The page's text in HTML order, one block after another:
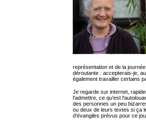
représentation et de la
déroutante : accepterais-je,
également travailler certains
Je regarde sur internet,
l'admettre, ce qu'est
des personnes un peu
ou deux de leurs textes si ça
d'évangiles prévus pour ce